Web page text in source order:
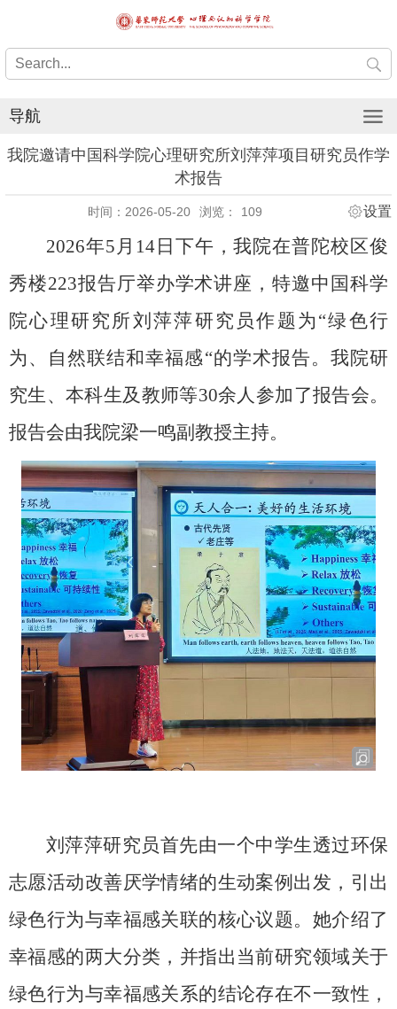
导航
我院邀请中国科学院心理研究所刘萍萍项目研究员作学
术报告
时间：2026-05-20 浏览： 109 设置
2026年5月14日下午，我院在普陀校区俊
秀楼223报告厅举办学术讲座，特邀中国科学
院心理研究所刘萍萍研究员作题为“绿色行
为、自然联结和幸福感“的学术报告。我院研
究生、本科生及教师等30余人参加了报告会。
报告会由我院梁一鸣副教授主持。
刘萍萍研究员首先由一个中学生透过环保
志愿活动改善厌学情绪的生动案例出发，引出
绿色行为与幸福感关联的核心议题。她介绍了
幸福感的两大分类，并指出当前研究领域关于
绿色行为与幸福感关系的结论存在不一致性，